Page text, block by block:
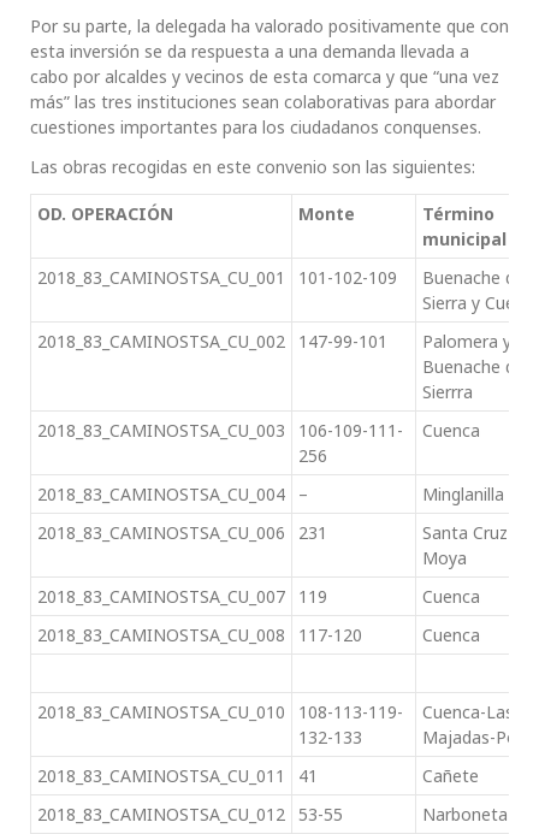
Por su parte, la delegada ha valorado positivamente que con
esta inversión se da respuesta a una demanda llevada a
cabo por alcaldes y vecinos de esta comarca y que “una vez
más” las tres instituciones sean colaborativas para abordar
cuestiones importantes para los ciudadanos conquenses.
Las obras recogidas en este convenio son las siguientes:
OD. OPERACIÓN Monte
Término
municipal
2018_83_CAMINOSTSA_CU_001
101-102-109
Buenache de
Sierra y
2018_83_CAMINOSTSA_CU_002
147-99-101
Palomera y
Buenache de
Sierrra
2018_83_CAMINOSTSA_CU_003
106-109-111-
256
Cuenca
2018_83_CAMINOSTSA_CU_004 –
Minglanilla
2018_83_CAMINOSTSA_CU_006
231
Santa Cruz de
Moya
2018_83_CAMINOSTSA_CU_007
119
Cuenca
2018_83_CAMINOSTSA_CU_008
117-120 Cuenca
2018_83_CAMINOSTSA_CU_010
108-113-119-
132-133
Cuenca-Las
Majadas-
2018_83_CAMINOSTSA_CU_011
41
Cañete
2018_83_CAMINOSTSA_CU_012 53-55
Narboneta